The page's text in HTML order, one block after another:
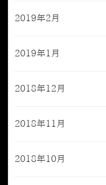
2019年2月
2019年1月
2018年12月
2018年11月
2018年10月